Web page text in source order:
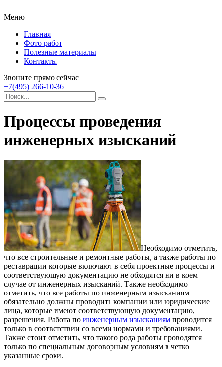
Меню
Главная
Фото работ
Полезные материалы
Контакты
Звоните прямо сейчас
+7(495) 266-10-36
Процессы проведения
инженерных изысканий
Необходимо отметить,
что все строительные и ремонтные работы, а также работы по
реставрации которые включают в себя проектные процессы и
соответствующую документацию не обходятся ни в коем
случае от инженерных изысканий. Также необходимо
отметить, что все работы по инженерным изысканиям
обязательно должны проводить компании или юридические
лица, которые имеют соответствующую документацию,
разрешения. Работа по инженерным изысканиям проводится
только в соответствии со всеми нормами и требованиями.
Также стоит отметить, что такого рода работы проводятся
только по специальным договорным условиям в четко
указанные сроки.